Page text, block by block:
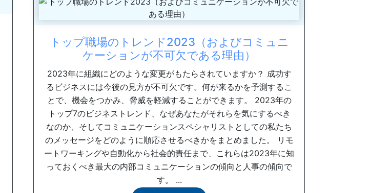
トップ職場のトレンド2023（およびコミュニ
ケーションが不可欠である理由）
2023年に組織にどのような変更がもたらされていますか？ 成功す
るビジネスには今後の見方が不可欠です。何が来るかを予測するこ
とで、機会をつかみ、脅威を軽減することができます。 2023年の
トップ7のビジネストレンド、なぜあなたがそれらを気にするべき
なのか、そしてコミュニケーションスペシャリストとしての私たち
のメッセージをどのように順応させるべきかをまとめました。 リモ
ートワーキングや自動化から社会的責任まで、これらは2023年に知
っておくべき最大の内部コミュニケーションの傾向と人事の傾向で
す。 ...